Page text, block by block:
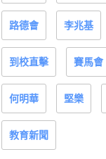
路德會 李兆基
到校直擊 賽馬會
何明華 堅樂
教育新聞